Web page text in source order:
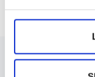
DERMOXEN